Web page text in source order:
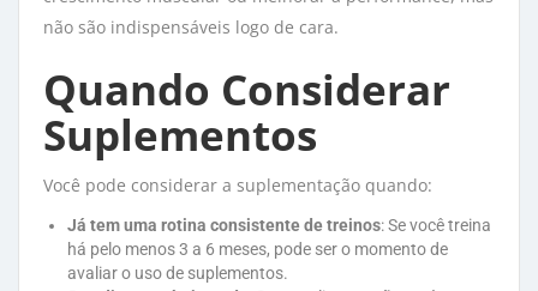
não são indispensáveis logo de cara.
Quando Considerar
Suplementos
Você pode considerar a suplementação quando:
Já tem uma rotina consistente de treinos: Se você treina
há pelo menos 3 a 6 meses, pode ser o momento de
avaliar o uso de suplementos.